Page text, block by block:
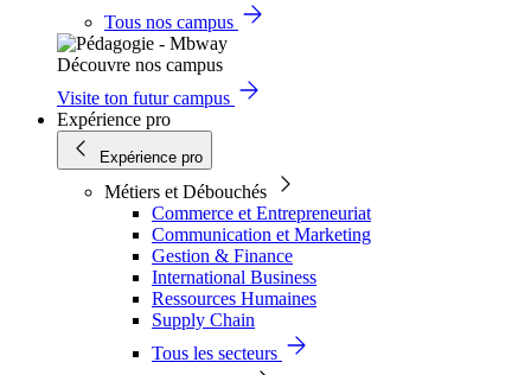
Tous nos campus
Découvre nos campus
Visite ton futur campus
Expérience pro
Expérience pro
Métiers et Débouchés
Commerce et Entrepreneuriat
Communication et Marketing
Gestion & Finance
International Business
Ressources Humaines
Supply Chain
Tous les secteurs